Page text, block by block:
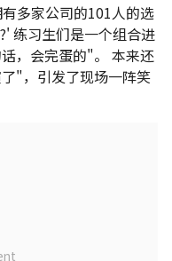
多家公司的101人的选
练习生们是一个组合进
，会完蛋的"。 本来还
"，引发了现场一阵笑